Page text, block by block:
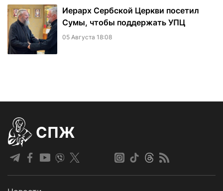
Иерарх Сербской Церкви посетил
Сумы, чтобы поддержать УПЦ
05 Августа 18:08
СПЖ